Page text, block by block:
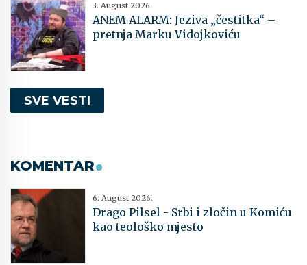
3. August 2026.
ANEM ALARM: Jeziva „čestitka“ –
pretnja Marku Vidojkoviću
SVE VESTI
KOMENTAR
6. August 2026.
Drago Pilsel - Srbi i zločin u Komiću
kao teološko mjesto